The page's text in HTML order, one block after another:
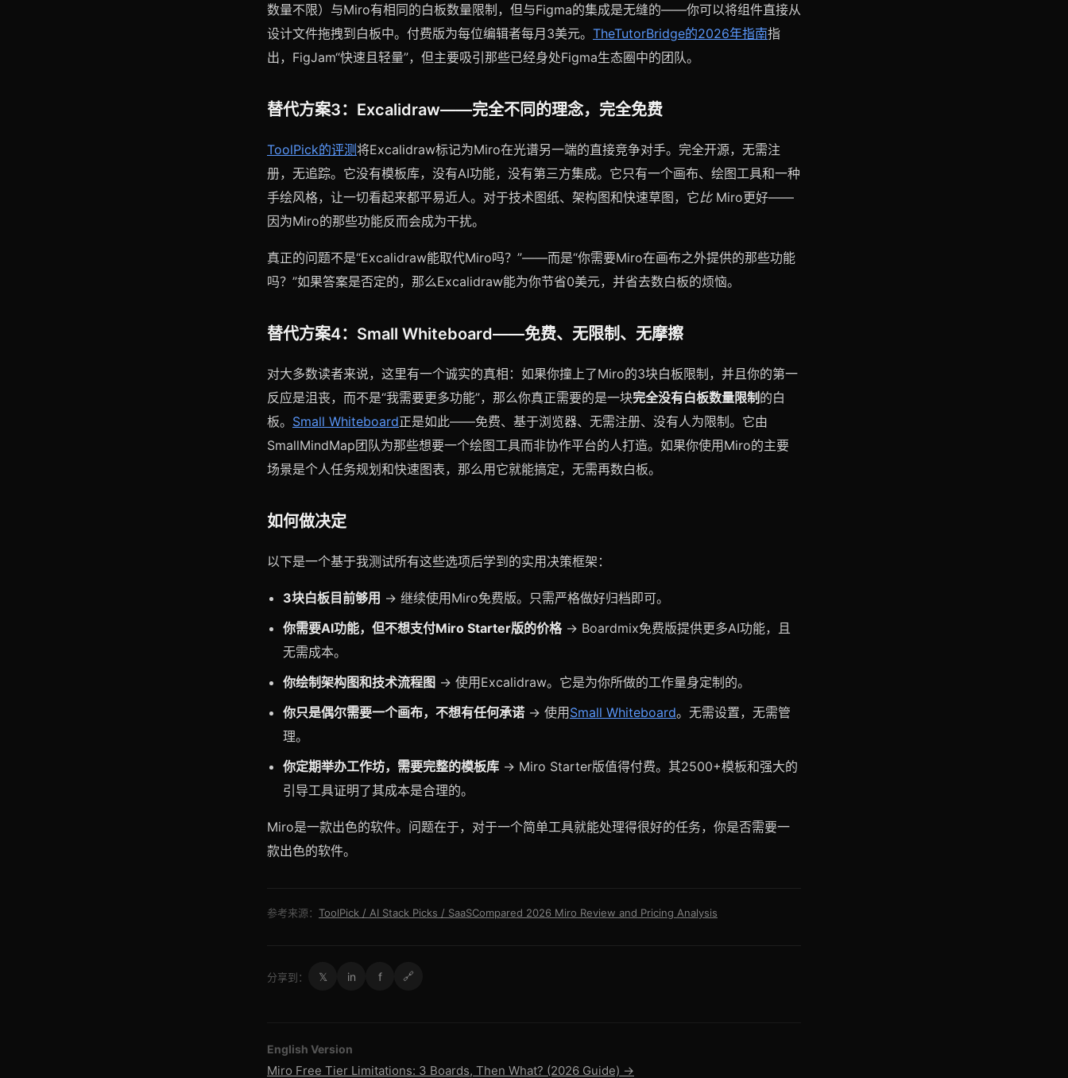
数量不限）与Miro有相同的白板数量限制，但与Figma的集成是无缝的——你可以将组件直接从
设计文件拖拽到白板中。付费版为每位编辑者每月3美元。 TheTutorBridge的2026年指南指
出，FigJam“快速且轻量”，但主要吸引那些已经身处Figma生态圈中的团队。
替代方案3：Excalidraw——完全不同的理念，完全免费
ToolPick的评测将Excalidraw标记为Miro在光谱另一端的直接竞争对手。完全开源，无需注
册，无追踪。它没有模板库，没有AI功能，没有第三方集成。它只有一个画布、绘图工具和一种
手绘风格，让一切看起来都平易近人。对于技术图纸、架构图和快速草图，它比Miro更好——
因为Miro的那些功能反而会成为干扰。
真正的问题不是“Excalidraw能取代Miro吗？”——而是“你需要Miro在画布之外提供的那些功能
吗？”如果答案是否定的，那么Excalidraw能为你节省0美元，并省去数白板的烦恼。
替代方案4：Small Whiteboard——免费、无限制、无摩擦
对大多数读者来说，这里有一个诚实的真相：如果你撞上了Miro的3块白板限制，并且你的第一
反应是沮丧，而不是“我需要更多功能”，那么你真正需要的是一块完全没有白板数量限制 的白
板。 Small Whiteboard正是如此——免费、基于浏览器、无需注册、没有人为限制。它由
SmallMindMap团队为那些想要一个绘图工具而非协作平台的人打造。如果你使用Miro的主要
场景是个人任务规划和快速图表，那么用它就能搞定，无需再数白板。
如何做决定
以下是一个基于我测试所有这些选项后学到的实用决策框架：
3块白板目前够用 → 继续使用Miro免费版。只需严格做好归档即可。
你需要AI功能，但不想支付Miro Starter版的价格→ Boardmix免费版提供更多AI功能，且
无需成本。
你绘制架构图和技术流程图 → 使用Excalidraw。它是为你所做的工作量身定制的。
你只是偶尔需要一个画布，不想有任何承诺 → 使用 Small Whiteboard。无需设置，无需管
理。
你定期举办工作坊，需要完整的模板库 → Miro Starter版值得付费。其2500+模板和强大的
引导工具证明了其成本是合理的。
Miro是一款出色的软件。问题在于，对于一个简单工具就能处理得很好的任务，你是否需要一
款出色的软件。
参考来源： ToolPick / AI Stack Picks / SaaSCompared 2026 Miro Review and Pricing Analysis
分享到： 𝕏 in f 🔗
English Version
Miro Free Tier Limitations: 3 Boards, Then What? (2026 Guide) →